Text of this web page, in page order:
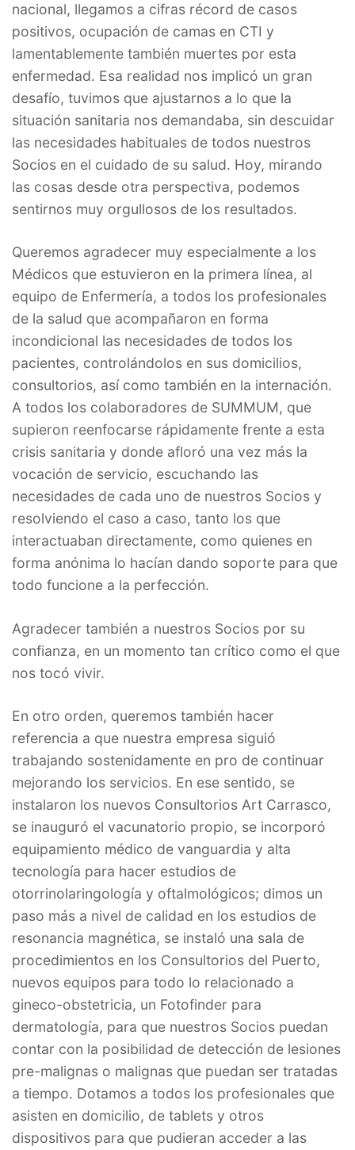
nacional, llegamos a cifras récord de casos
positivos, ocupación de camas en CTI y
lamentablemente también muertes por esta
enfermedad. Esa realidad nos implicó un gran
desafío, tuvimos que ajustarnos a lo que la
situación sanitaria nos demandaba, sin descuidar
las necesidades habituales de todos nuestros
Socios en el cuidado de su salud. Hoy, mirando
las cosas desde otra perspectiva, podemos
sentirnos muy orgullosos de los resultados.
Queremos agradecer muy especialmente a los
Médicos que estuvieron en la primera línea, al
equipo de Enfermería, a todos los profesionales
de la salud que acompañaron en forma
incondicional las necesidades de todos los
pacientes, controlándolos en sus domicilios,
consultorios, así como también en la internación.
A todos los colaboradores de SUMMUM, que
supieron reenfocarse rápidamente frente a esta
crisis sanitaria y donde afloró una vez más la
vocación de servicio, escuchando las
necesidades de cada uno de nuestros Socios y
resolviendo el caso a caso, tanto los que
interactuaban directamente, como quienes en
forma anónima lo hacían dando soporte para que
todo funcione a la perfección.
Agradecer también a nuestros Socios por su
confianza, en un momento tan crítico como el que
nos tocó vivir.
En otro orden, queremos también hacer
referencia a que nuestra empresa siguió
trabajando sostenidamente en pro de continuar
mejorando los servicios. En ese sentido, se
instalaron los nuevos Consultorios Art Carrasco,
se inauguró el vacunatorio propio, se incorporó
equipamiento médico de vanguardia y alta
tecnología para hacer estudios de
otorrinolaringología y oftalmológicos; dimos un
paso más a nivel de calidad en los estudios de
resonancia magnética, se instaló una sala de
procedimientos en los Consultorios del Puerto,
nuevos equipos para todo lo relacionado a
gineco-obstetricia, un Fotofinder para
dermatología, para que nuestros Socios puedan
contar con la posibilidad de detección de lesiones
pre-malignas o malignas que puedan ser tratadas
a tiempo. Dotamos a todos los profesionales que
asisten en domicilio, de tablets y otros
dispositivos para que pudieran acceder a las